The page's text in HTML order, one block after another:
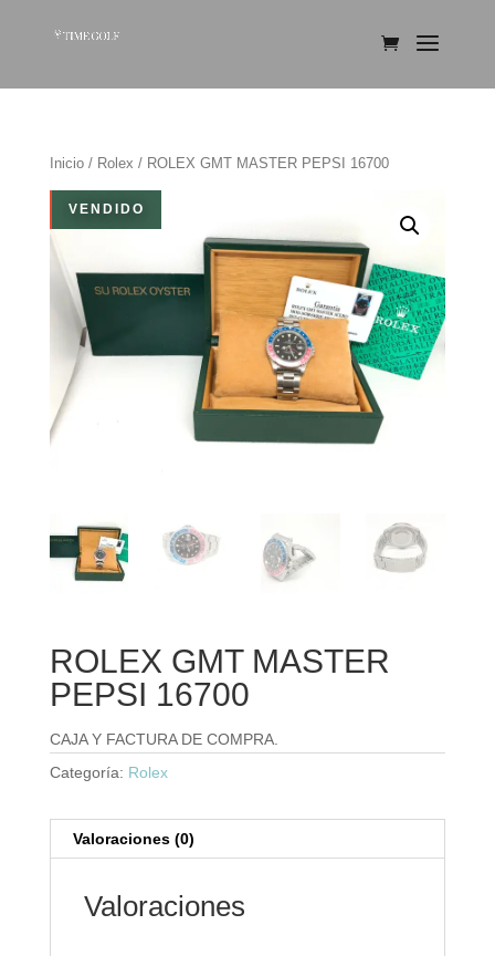
Inicio/ Rolex / ROLEX GMT MASTER PEPSI 16700
VENDIDO
ROLEX GMT MASTER
PEPSI 16700
CAJA Y FACTURA DE COMPRA.
Categoría: Rolex
Valoraciones (0)
Valoraciones